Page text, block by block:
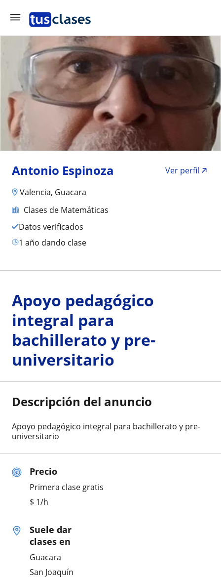
Antonio Espinoza
Ver perfil
Valencia, Guacara
Clases de Matemáticas
Datos verificados
1 año dando clase
Precio
Primera clase gratis
$ 1/h
Suele dar
clases en
Guacara
San Joaquín
Apoyo pedagógico
integral para
bachillerato y pre-
universitario
Descripción del anuncio
Apoyo pedagógico integral para bachillerato y pre-
universitario